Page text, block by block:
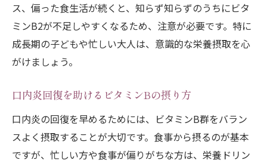
ス、偏った食生活が続くと、知らず知らずのうちにビタ
ミンB2が不足しやすくなるため、注意が必要です。特に
成長期の子どもや忙しい大人は、意識的な栄養摂取を心
がけましょう。
口内炎回復を助けるビタミンBの摂り方
口内炎の回復を早めるためには、ビタミンB群をバラン
スよく摂取することが大切です。食事から摂るのが基本
ですが、忙しい方や食事が偏りがちな方は、栄養ドリン